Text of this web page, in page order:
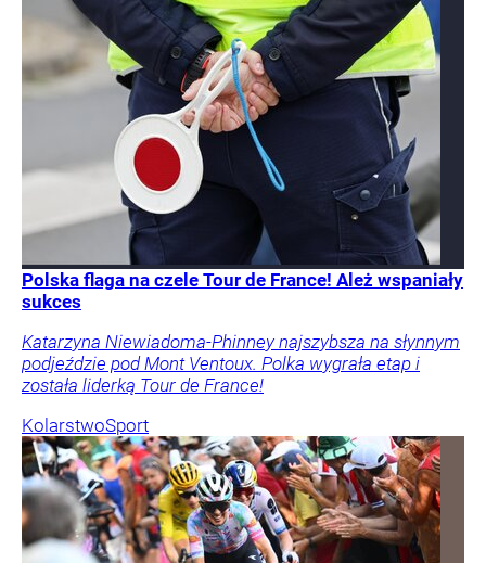
Polska flaga na czele Tour de France! Ależ wspaniały
sukces
Katarzyna Niewiadoma-Phinney najszybsza na słynnym
podjeździe pod Mont Ventoux. Polka wygrała etap i
została liderką Tour de France!
KolarstwoSport